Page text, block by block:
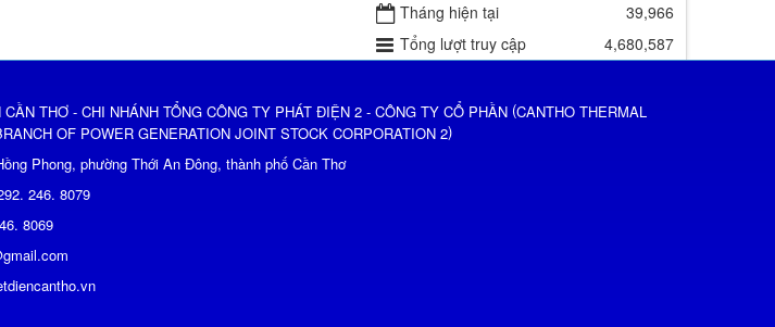
Tháng hiện tại
39,966
Tổng lượt truy cập
4,680,587
THƠ - CHI NHÁNH TỔNG CÔNG TY PHÁT ĐIỆN 2 - CÔNG TY CỔ PHẦN (CANTHO THERMAL
OF POWER GENERATION JOINT STOCK CORPORATION 2)
Phong, phường Thới An Đông, thành phố Cần Thơ
246. 8079
8069